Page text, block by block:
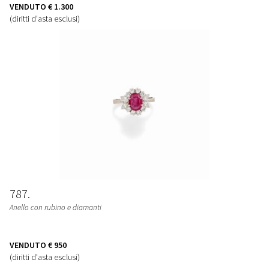
VENDUTO € 1.300
(diritti d'asta esclusi)
787
Anello con rubino e diamanti
VENDUTO € 950
(diritti d'asta esclusi)